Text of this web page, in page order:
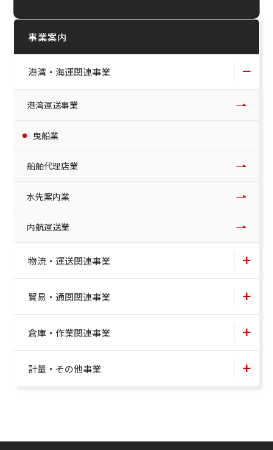
事業案内
港湾・海運関連事業
港湾運送事業
曳船業
船舶代理店業
水先案内業
内航運送業
物流・運送関連事業
貿易・通関関連事業
倉庫・作業関連事業
計量・その他事業